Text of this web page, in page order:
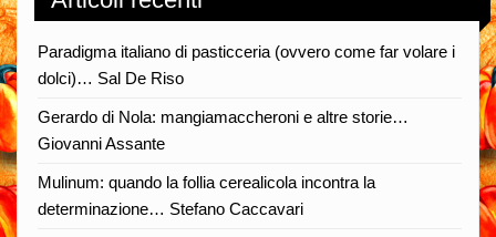
Pella
Paradigma italiano di pasticceria (ovvero come far volare i
dolci)… Sal De Riso
Gerardo di Nola: mangiamaccheroni e altre storie…
Giovanni Assante
Mulinum: quando la follia cerealicola incontra la
determinazione… Stefano Caccavari